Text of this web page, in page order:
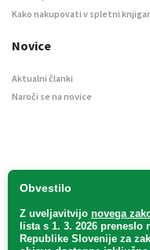
Obvestilo
Z uveljavitvijo novega
lista s 1. 3. 2026 preneslo
Republike Slovenije za
Kako nakupovati v spletni
Novice
Aktualni članki
Naroči se na novice